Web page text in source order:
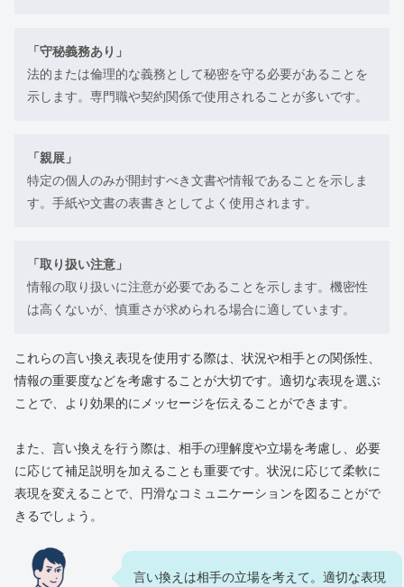
「守秘義務あり」
法的または倫理的な義務として秘密を守る必要があることを
示します。専門職や契約関係で使用されることが多いです。
「親展」
特定の個人のみが開封すべき文書や情報であることを示しま
す。手紙や文書の表書きとしてよく使用されます。
「取り扱い注意」
情報の取り扱いに注意が必要であることを示します。機密性
は高くないが、慎重さが求められる場合に適しています。
これらの言い換え表現を使用する際は、状況や相手との関係性、
情報の重要度などを考慮することが大切です。適切な表現を選ぶ
ことで、より効果的にメッセージを伝えることができます。
また、言い換えを行う際は、相手の理解度や立場を考慮し、必要
に応じて補足説明を加えることも重要です。状況に応じて柔軟に
表現を変えることで、円滑なコミュニケーションを図ることがで
きるでしょう。
言い換えは相手の立場を考えて。適切な表現